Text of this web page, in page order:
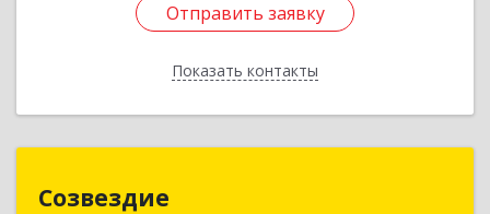
Отправить заявку
Показать контакты
Отправить заявку
Назад
Созвездие